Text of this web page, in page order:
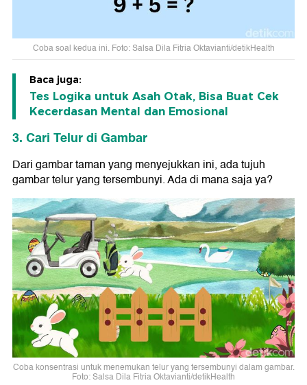
Coba soal kedua ini. Foto: Salsa Dila Fitria Oktavianti/detikHealth
Baca juga:
Tes Logika untuk Asah Otak, Bisa Buat Cek
Kecerdasan Mental dan Emosional
3. Cari Telur di Gambar
Dari gambar taman yang menyejukkan ini, ada tujuh
gambar telur yang tersembunyi. Ada di mana saja ya?
Coba konsentrasi untuk menemukan telur yang tersembunyi dalam gambar.
Foto: Salsa Dila Fitria Oktavianti/detikHealth